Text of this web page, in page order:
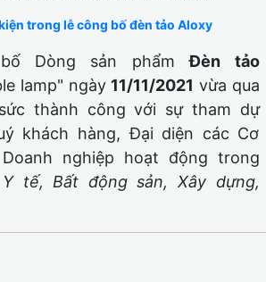
trong lễ công bố đèn tảo Aloxy
Dòng sản phẩmĐèn tảo
lamp" ngày 11/11/2021 vừa qua
thành công với sự tham dự
khách hàng, Đại diện các Cơ
nghiệp hoạt động trong
Y tế, Bất động sản, Xây dựng,